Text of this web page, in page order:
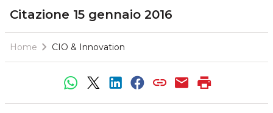
Citazione 15 gennaio 2016
Home CIO & Innovation